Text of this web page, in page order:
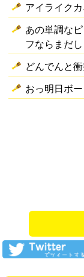
アイライク
あの単調な
フならまだ
どんでんと
おっ明日ボ